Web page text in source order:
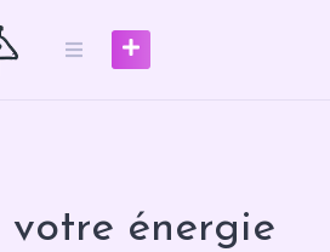
votre énergie